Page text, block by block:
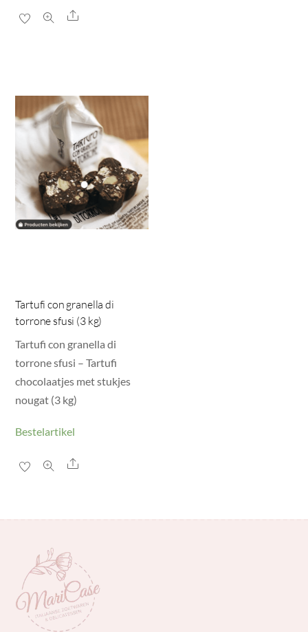
Share
Tartufi con granella di
torrone sfusi (3 kg)
Tartufi con granella di
torrone sfusi – Tartufi
chocolaatjes met stukjes
nougat (3 kg)
Bestelartikel
Share